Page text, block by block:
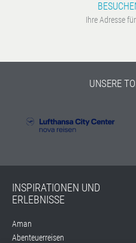
Ihre Adresse
UNSERE
INSPIRATIONEN UND
ERLEBNISSE
Aman
Abenteuerreisen